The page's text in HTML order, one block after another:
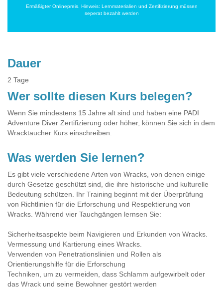
Ermäßigter Onlinepreis. Hinweis: Lernmaterialien und Zertifizierung müssen
seperat bezahlt werden
Dauer
2 Tage
Wer sollte diesen Kurs belegen?
Wenn Sie mindestens 15 Jahre alt sind und haben eine PADI
Adventure Diver Zertifizierung oder höher, können Sie sich in dem
Wracktaucher Kurs einschreiben.
Was werden Sie lernen?
Es gibt viele verschiedene Arten von Wracks, von denen einige
durch Gesetze geschützt sind, die ihre historische und kulturelle
Bedeutung schützen. Ihr Training beginnt mit der Überprüfung
von Richtlinien für die Erforschung und Respektierung von
Wracks. Während vier Tauchgängen lernsen Sie:
Sicherheitsaspekte beim Navigieren und Erkunden von Wracks.
Vermessung und Kartierung eines Wracks.
Verwenden von Penetrationslinien und Rollen als
Orientierungshilfe für die Erforschung
Techniken, um zu vermeiden, dass Schlamm aufgewirbelt oder
das Wrack und seine Bewohner gestört werden